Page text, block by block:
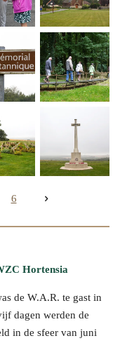
6
Hortensia
de W.A.R. te gast in
dagen werden de
in de sfeer van juni